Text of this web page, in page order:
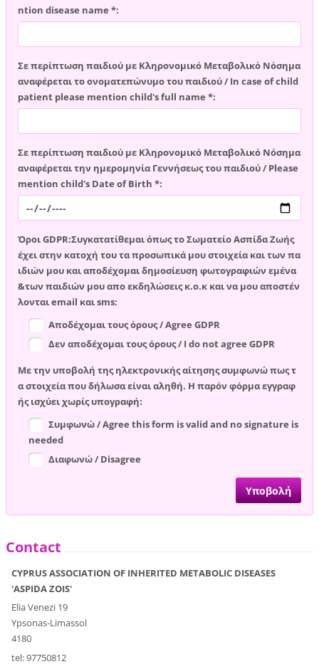
ntion disease name *:
Σε περίπτωση παιδιού με Κληρονομικό Μεταβολικό Νόσημα
αναφέρεται το ονοματεπώνυμο του παιδιού / In case of child
patient please mention child's full name *:
Σε περίπτωση παιδιού με Κληρονομικό Μεταβολικό Νόσημα
αναφέρεται την ημερομηνία Γεννήσεως του παιδιού / Please
mention child's Date of Birth *:
Όροι GDPR:Συγκατατίθεμαι όπως το Σωματείο Ασπίδα Ζωής
έχει στην κατοχή του τα προσωπικά μου στοιχεία και των πα
ιδιών μου και αποδέχομαι δημοσίευση φωτογραφιών εμένα
&των παιδιών μου απο εκδηλώσεις κ.ο.κ και να μου αποστέν
λονται email και sms:
Αποδέχομαι τους όρους / Agree GDPR
Δεν αποδέχομαι τους όρους / I do not agree GDPR
Με την υποβολή της ηλεκτρονικής αίτησης συμφωνώ πως τ
α στοιχεία που δήλωσα είναι αληθή. Η παρόν φόρμα εγγραφ
ής ισχύει χωρίς υπογραφή:
Συμφωνώ / Agree this form is valid and no signature is
needed
Διαφωνώ / Disagree
Contact
CYPRUS ASSOCIATION OF INHERITED METABOLIC DISEASES
'ASPIDA ZOIS'
Elia Venezi 19
Ypsonas-Limassol
4180
tel: 97750812